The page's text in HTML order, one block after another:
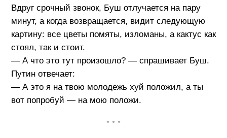
Вдруг срочный звонок, Буш отлучается на пару
минут, а когда возвращается, видит следующую
картину: все цветы помяты, изломаны, а кактус как
стоял, так и стоит.
— А что это тут произошло? — спрашивает Буш.
Путин отвечает:
— А это я на твою молодежь хуй положил, а ты
вот попробуй — на мою положи.
• • •